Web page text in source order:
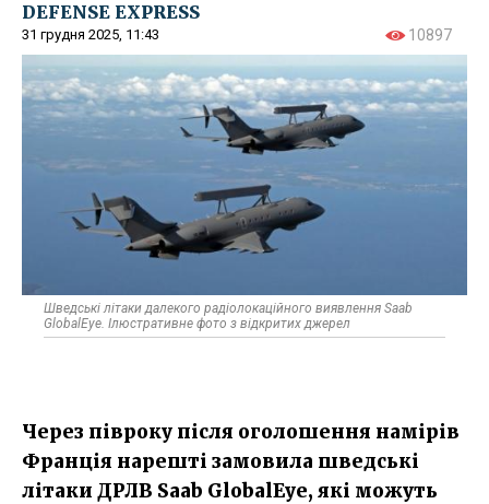
DEFENSE EXPRESS
31 грудня 2025, 11:43 10897
Шведські літаки далекого радіолокаційного виявлення Saab
GlobalEye. Ілюстративне фото з відкритих джерел
Через півроку після оголошення намірів
Франція нарешті замовила шведські
літаки ДРЛВ Saab GlobalEye, які можуть